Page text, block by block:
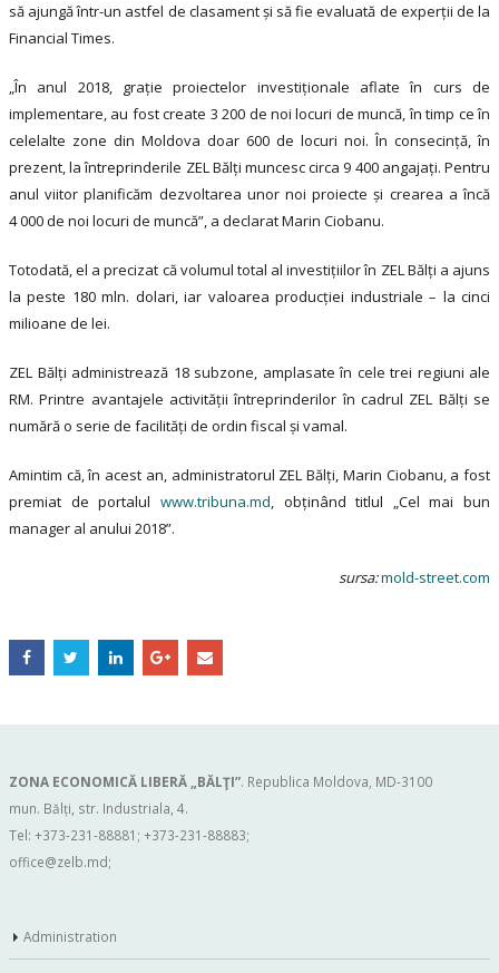
să ajungă într-un astfel de clasament și să fie evaluată de experții de la
Financial Times.
„În anul 2018, grație proiectelor investiționale aflate în curs de
implementare, au fost create 3 200 de noi locuri de muncă, în timp ce în
celelalte zone din Moldova doar 600 de locuri noi. În consecință, în
prezent, la întreprinderile ZEL Bălți muncesc circa 9 400 angajați. Pentru
anul viitor planificăm dezvoltarea unor noi proiecte și crearea a încă
4 000 de noi locuri de muncă”, a declarat Marin Ciobanu.
Totodată, el a precizat că volumul total al investițiilor în ZEL Bălți a ajuns
la peste 180 mln. dolari, iar valoarea producției industriale – la cinci
milioane de lei.
ZEL Bălți administrează 18 subzone, amplasate în cele trei regiuni ale
RM. Printre avantajele activității întreprinderilor în cadrul ZEL Bălți se
numără o serie de facilități de ordin fiscal și vamal.
Amintim că, în acest an, administratorul ZEL Bălți, Marin Ciobanu, a fost
premiat de portalul www.tribuna.md, obținând titlul „Cel mai bun
manager al anului 2018”.
sursa:mold-street.com
ZONA ECONOMICĂ LIBERĂ „BĂLŢI”. Republica Moldova, MD-3100
mun. Bălți, str. Industriala, 4.
Tel: +373-231-88881; +373-231-88883;
office@zelb.md;
Administration